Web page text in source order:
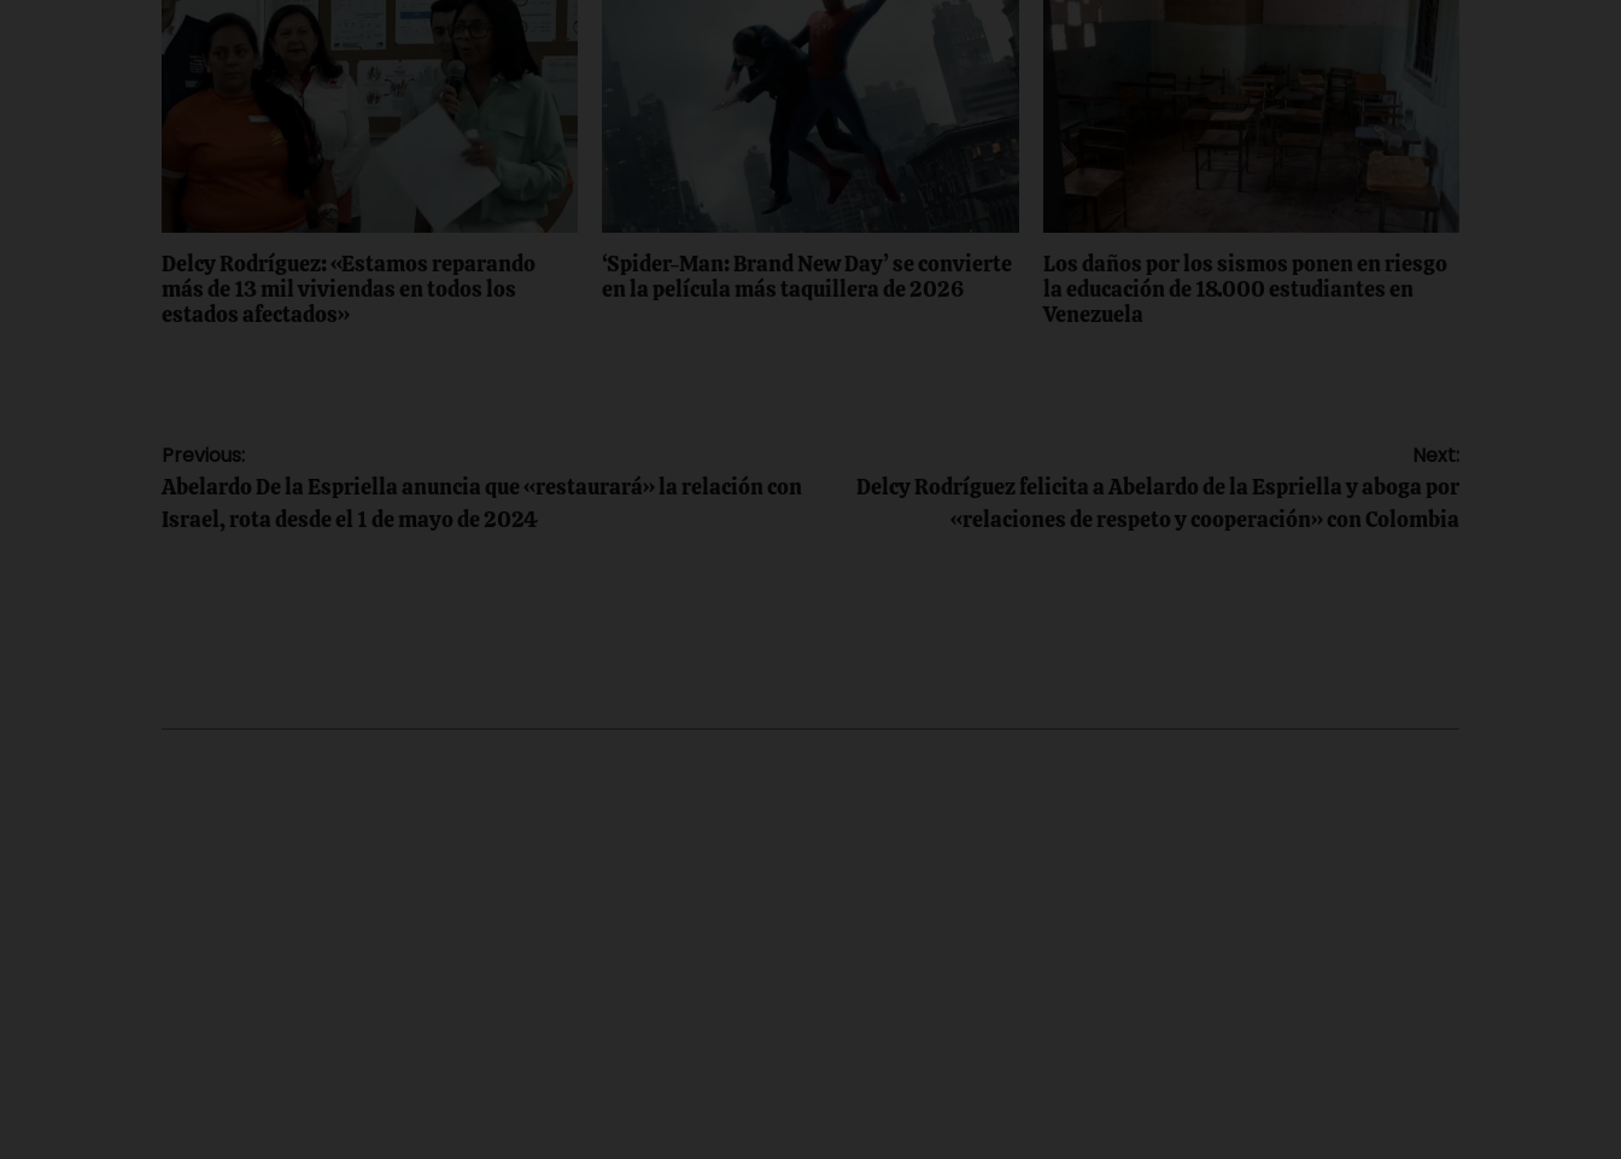
Delcy Rodríguez: «Estamos reparando
más de 13 mil viviendas en todos los
estados afectados»
‘Spider-Man: Brand New Day’ se convierte
en la película más taquillera de 2026
Los daños por los sismos ponen en riesgo
la educación de 18.000 estudiantes en
Venezuela
Navegación
de
Previous:
Abelardo De la Espriella anuncia que «restaurará» la relación con
Israel, rota desde el 1 de mayo de 2024
Next:
Delcy Rodríguez felicita a Abelardo de la Espriella y aboga por
«relaciones de respeto y cooperación» con Colombia